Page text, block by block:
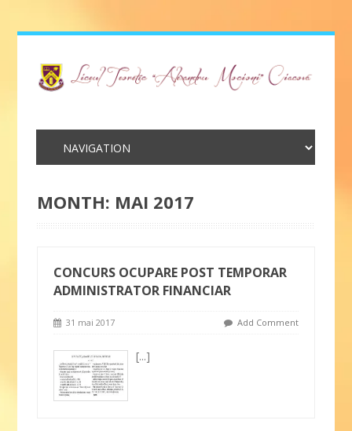
MONTH: MAI 2017
CONCURS OCUPARE POST TEMPORAR
ADMINISTRATOR FINANCIAR
31 mai 2017 Add Comment
[...]